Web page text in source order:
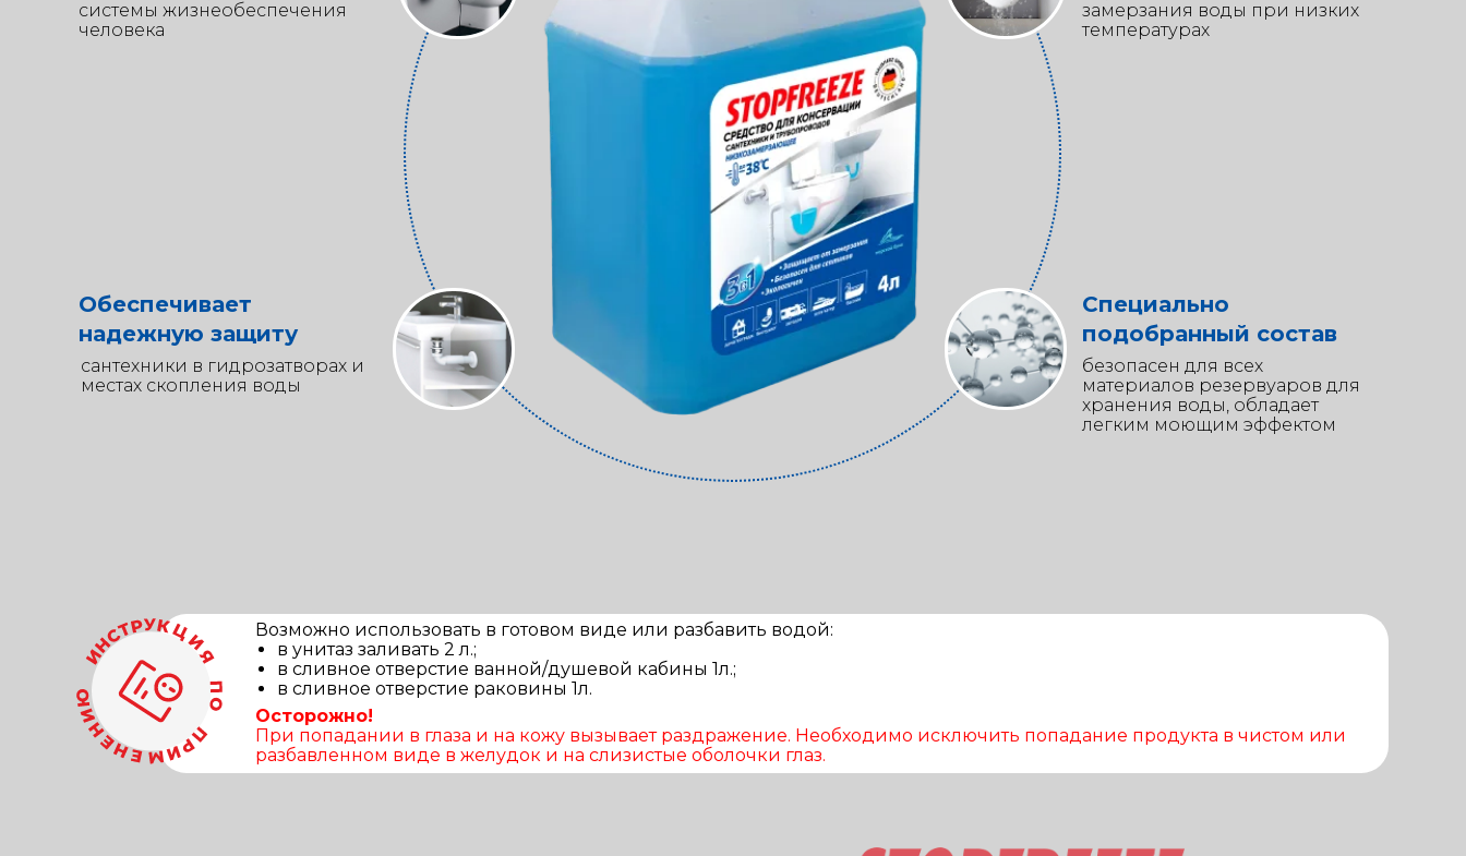
системы жизнеобеспечения
человека
Обеспечивает
надежную защиту
сантехники в гидрозатворах и
местах скопления воды
замерзания воды при низких
температурах
Специально
подобранный состав
безопасен для всех
материалов резервуаров для
хранения воды, обладает
легким моющим эффектом
Возможно использовать в готовом виде или разбавить водой:
в унитаз заливать 2 л.;
в сливное отверстие ванной/душевой кабины 1л.;
в сливное отверстие раковины 1л.
Осторожно!
При попадании в глаза и на кожу вызывает раздражение. Необходимо исключить попадание продукта в чистом или
разбавленном виде в желудок и на слизистые оболочки глаз.